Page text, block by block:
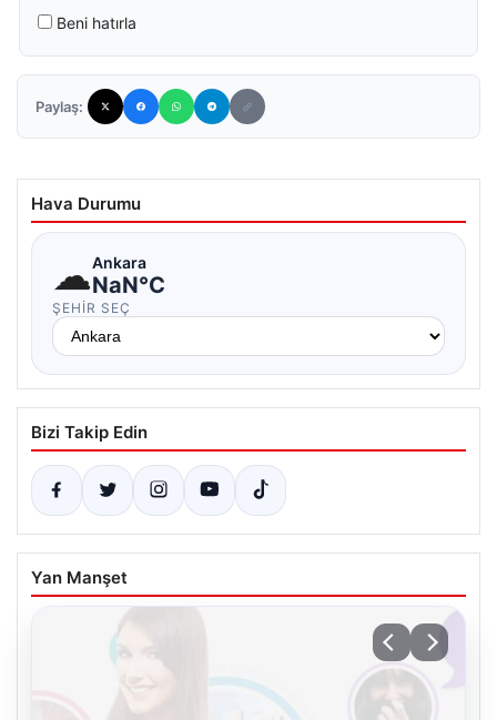
Beni hatırla
Paylaş:
Hava Durumu
☁Ankara
NaN°C
ŞEHIR SEÇ
Bizi Takip Edin
Yan Manşet